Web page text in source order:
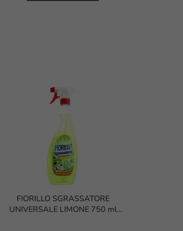
FIORILLO SGRASSATORE
UNIVERSALE LIMONE 750 ml